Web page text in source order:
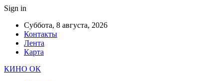
Sign in
Суббота, 8 августа, 2026
Контакты
Лента
Карта
КИНО ОК